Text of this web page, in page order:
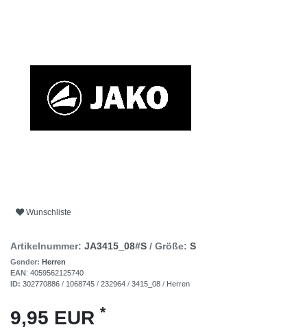
Wunschliste
Artikelnummer: JA3415_08#S / Größe: S
Gender: Herren
EAN: 4059562125740
ID: 302770886 / 1068745 / 232964 / 3415_08 / Herren
9,95 EUR *